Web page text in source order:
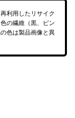
利用したリサイク
の繊維（黒、ピン
色は製品画像と異